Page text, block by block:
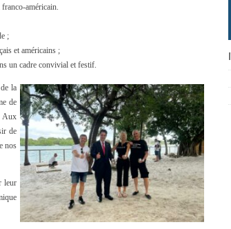
américain.
;
et américains ;
un cadre convivial et festif.
la
de
Aux
de
nos
leur